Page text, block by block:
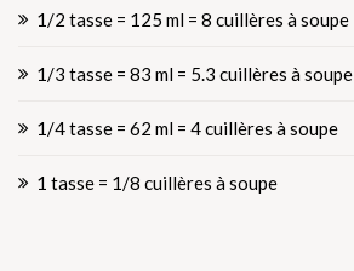
1/2 tasse = 125 ml = 8 cuillères à soupe
1/3 tasse = 83 ml = 5.3 cuillères à soupe
1/4 tasse = 62 ml = 4 cuillères à soupe
1 tasse = 1/8 cuillères à soupe